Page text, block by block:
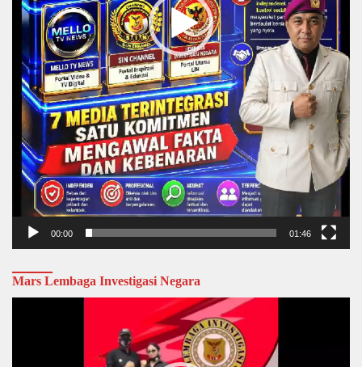
00:00 01:46
Mars Lembaga Investigasi Negara